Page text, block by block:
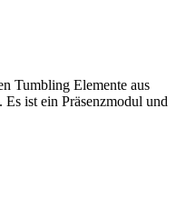
Tumbling Elemente aus
ist ein Präsenzmodul und